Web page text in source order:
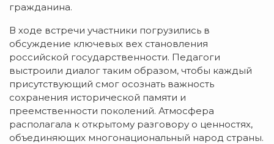
гражданина.
В ходе встречи участники погрузились в
обсуждение ключевых вех становления
российской государственности. Педагоги
выстроили диалог таким образом, чтобы каждый
присутствующий смог осознать важность
сохранения исторической памяти и
преемственности поколений. Атмосфера
располагала к открытому разговору о ценностях,
объединяющих многонациональный народ страны.